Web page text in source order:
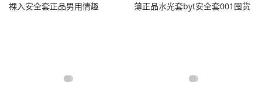
裸入安全套正品男用情趣
薄正品水光套byt安全套001囤货